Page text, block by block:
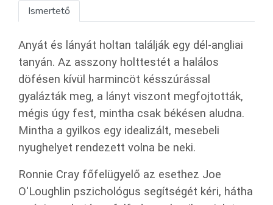
Ismertető
Anyát és lányát holtan találják egy dél-angliai
tanyán. Az asszony holttestét a halálos
döfésen kívül harmincöt késszúrással
gyalázták meg, a lányt viszont megfojtották,
mégis úgy fest, mintha csak békésen aludna.
Mintha a gyilkos egy idealizált, mesebeli
nyughelyet rendezett volna be neki.
Ronnie Cray főfelügyelő az esethez Joe
O'Loughlin pszichológus segítségét kéri, hátha